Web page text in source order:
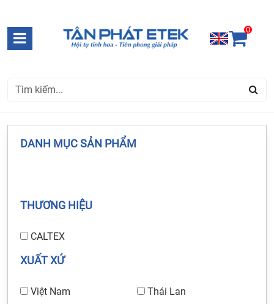
0
DANH MỤC SẢN PHẨM
THƯƠNG HIỆU
CALTEX
XUẤT XỨ
Việt Nam Thái Lan